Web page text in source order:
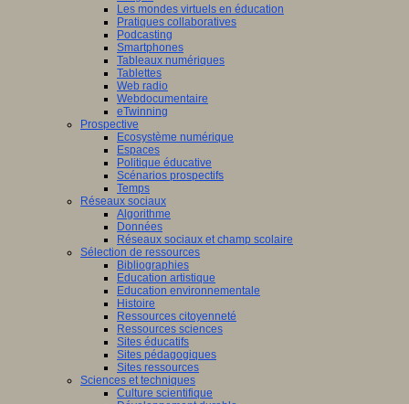
Les mondes virtuels en éducation
Pratiques collaboratives
Podcasting
Smartphones
Tableaux numériques
Tablettes
Web radio
Webdocumentaire
eTwinning
Prospective
Ecosystème numérique
Espaces
Politique éducative
Scénarios prospectifs
Temps
Réseaux sociaux
Algorithme
Données
Réseaux sociaux et champ scolaire
Sélection de ressources
Bibliographies
Education artistique
Education environnementale
Histoire
Ressources citoyenneté
Ressources sciences
Sites éducatifs
Sites pédagogiques
Sites ressources
Sciences et techniques
Culture scientifique